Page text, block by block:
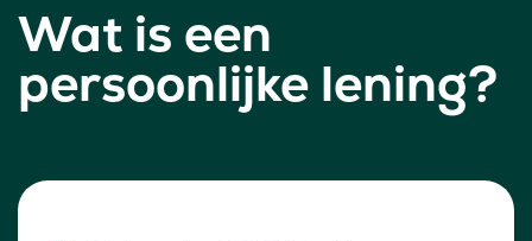
Wat is een
persoonlijke lening?